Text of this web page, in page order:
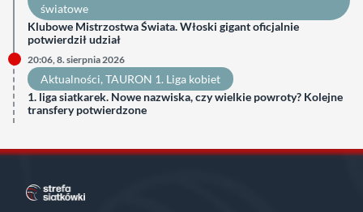
światowe
Klubowe Mistrzostwa Świata. Włoski gigant oficjalnie
potwierdził udział
20:06, 8. sierpnia 2026
Aktualności, TAURON 1. Liga kobiet
1. liga siatkarek. Nowe nazwiska, czy wielkie powroty? Kolejne
transfery potwierdzone